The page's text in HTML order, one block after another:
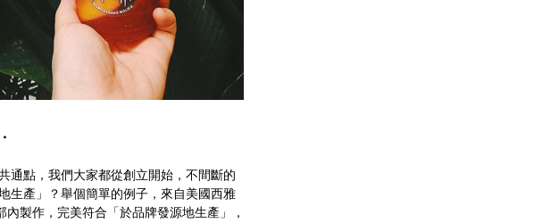
・
通點，我們大家都從創立開始，不間斷的
生產」？舉個簡單的例子，來自美國西雅
製作，完美符合「於品牌發源地生產」，